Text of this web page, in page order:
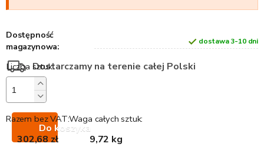
Dostępność
magazynowa:
dostawa 3-10 dni
Dostarczamy na terenie całej Polski
Do koszyka
Waga całych sztuk:
9,72 kg
Razem bez VAT:
302,68 zł